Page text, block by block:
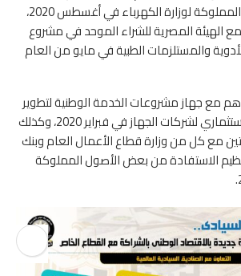
المشروعات والأصول المملوكة لوزارة الكهرباء في أغسطس 2020،
الهيئة المصرية للشراء الموحد في مشروع
والمستلزمات الطبية في مايو من العام
مع جهاز مشروعات الخدمة الوطنية لتطوير
وتعظيم الاستغلال الاستثماري لشركات الجهاز في فبراير 2020، وكذلك
مع كل من وزارة قطاع الأعمال العام وبنك
الاستفادة من بعض الأصول المملوكة